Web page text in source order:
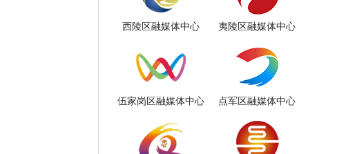
西陵区融媒体中心 夷陵区融媒体中心
伍家岗区融媒体中心 点军区融媒体中心